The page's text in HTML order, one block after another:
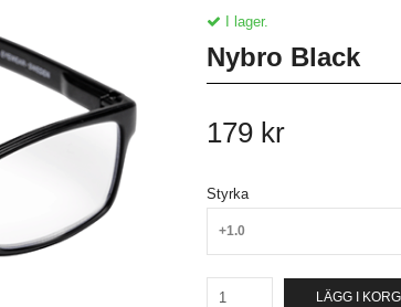
I lager.
Nybro Black
179 kr
Styrka
+1.0
LÄGG I